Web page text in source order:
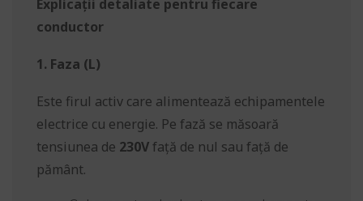
Explicații detaliate pentru fiecare
conductor
1. Faza (L)
Este firul activ care alimentează echipamentele
electrice cu energie. Pe fază se măsoară
tensiunea de 230V față de nul sau față de
pământ.